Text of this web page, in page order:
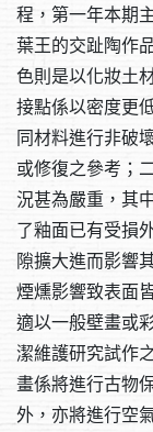
程，第一年本期
葉王的交趾陶作
色則是以化妝土
接點係以密度更
同材料進行非破
或修復之參考；
況甚為嚴重，其
了釉面已有受損
隙擴大進而影響
煙燻影響致表面
適以一般壁畫或
潔維護研究試作
畫係將進行古物
外，亦將進行空